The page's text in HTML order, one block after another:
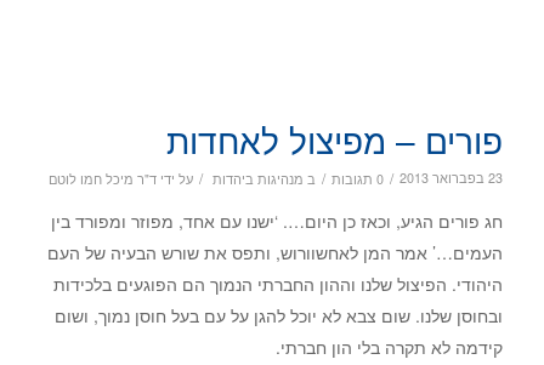
פורים – מפיצול לאחדות
23 בפברואר 2013 / 0 תגובות / ב מנהיגות ביהדות / על ידיד"ר מיכל חמו לוטם
חג פורים הגיע, וכאז כן היום…. ‘ישנו עם אחד, מפוזר ומפורד בין
העמים…’ אמר המן לאחשוורוש, ותפס את שורש הבעיה של העם
היהודי. הפיצול שלנו וההון החברתי הנמוך הם הפוגעים בלכידות
ובחוסן שלנו. שום צבא לא יוכל להגן על עם בעל חוסן נמוך, ושום
קידמה לא תקרה בלי הון חברתי.